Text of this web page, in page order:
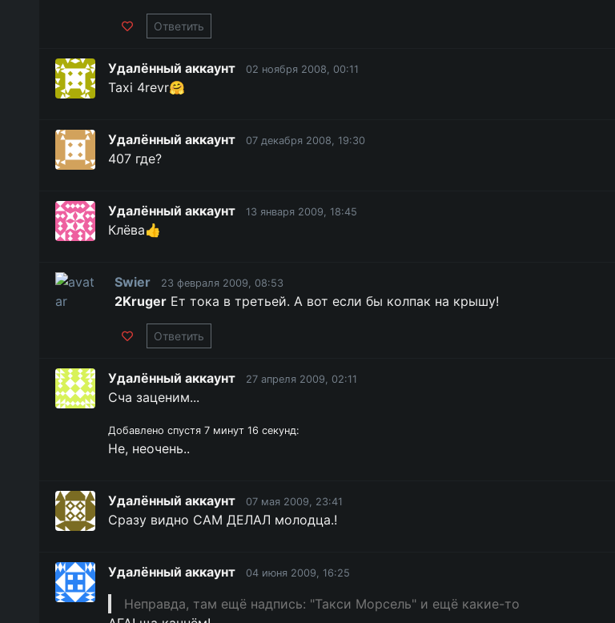
Ответить
Удалённый аккаунт 02 ноября 2008, 00:11
Taxi 4revr🤗
Удалённый аккаунт 07 декабря 2008, 19:30
407 где?
Удалённый аккаунт 13 января 2009, 18:45
Клёва👍
Swier 23 февраля 2009, 08:53
2KrugerЕт тока в третьей. А вот если бы колпак на крышу!
Ответить
Удалённый аккаунт 27 апреля 2009, 02:11
Сча заценим...
Добавлено спустя 7 минут 16 секунд:
Не, неочень..
Удалённый аккаунт 07 мая 2009, 23:41
Сразу видно САМ ДЕЛАЛ молодца.!
Удалённый аккаунт 04 июня 2009, 16:25
Неправда, там ещё надпись: "Такси Морсель" и ещё какие-то